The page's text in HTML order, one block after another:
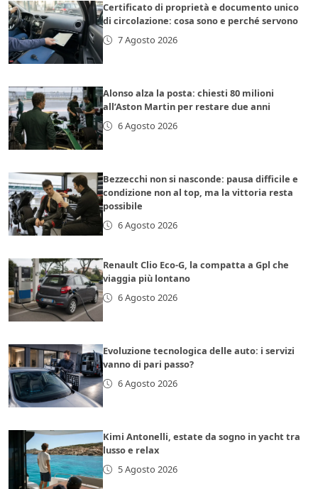
Certificato di proprietà e documento unico
di circolazione: cosa sono e perché servono
7 Agosto 2026
Alonso alza la posta: chiesti 80 milioni
all’Aston Martin per restare due anni
6 Agosto 2026
Bezzecchi non si nasconde: pausa difficile e
condizione non al top, ma la vittoria resta
possibile
6 Agosto 2026
Renault Clio Eco-G, la compatta a Gpl che
viaggia più lontano
6 Agosto 2026
Evoluzione tecnologica delle auto: i servizi
vanno di pari passo?
6 Agosto 2026
Kimi Antonelli, estate da sogno in yacht tra
lusso e relax
5 Agosto 2026